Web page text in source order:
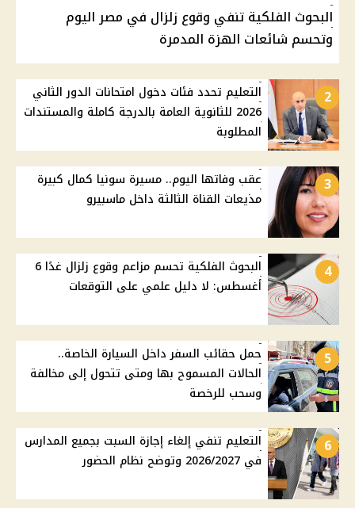
البحوث الفلكية تنفي وقوع زلزال في مصر اليوم
وتحسم شائعات الهزة المدمرة
2
التعليم تحدد فئات دخول امتحانات الدور الثاني
2026 للثانوية العامة بالدرجة كاملة والمستندات
المطلوبة
3
عقب وفاتها اليوم.. مسيرة سونيا كمال كبيرة
مذيعات القناة الثالثة داخل ماسبيرو
4
البحوث الفلكية تحسم مزاعم وقوع زلزال غدًا 6
أغسطس: لا دليل علمي على التوقعات
5
حمل حقائب السفر داخل السيارة الخاصة..
الحالات المسموح بها ومتى تتحول إلى مخالفة
وسحب للرخصة
6
التعليم تنفي إلغاء إجازة السبت بجميع المدارس
في 2026/2027 وتوضح نظام الحضور